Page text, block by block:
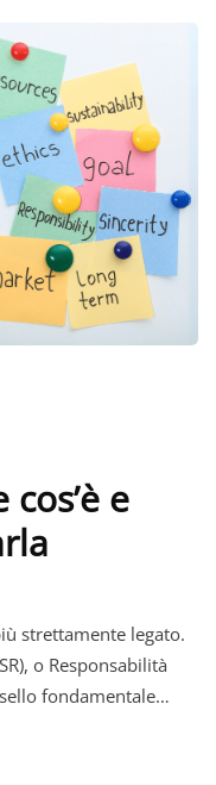
e
strettamente legato.
o Responsabilità
fondamentale…